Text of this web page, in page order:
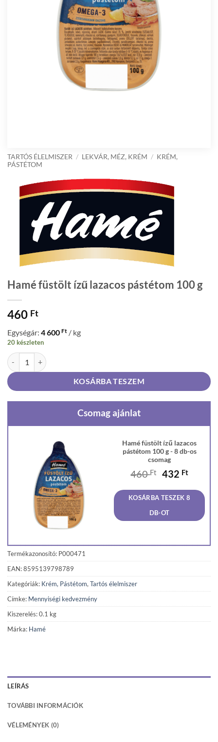
TARTÓS ÉLELMISZER / LEKVÁR, MÉZ, KRÉM / KRÉM,
PÁSTÉTOM
Hamé füstölt ízű lazacos pástétom 100 g
460 Ft
Egységár: 4 600 Ft / kg
20 készleten
Hamé füstölt ízű lazacos pástétom 100 g mennyiség
KOSÁRBA TESZEM
Csomag ajánlat
Hamé füstölt ízű lazacos
pástétom 100 g - 8 db-os
csomag
460Ft
Original
was:
460 Ft.
432 Ft
is:
432
KOSÁRBA TESZEK 8
DB-OT
Termékazonosító: P000471
EAN: 8595139798789
Kategóriák: Krém, Pástétom, Tartós élelmiszer
Címke: Mennyiségi kedvezmény
Kiszerelés: 0.1 kg
Márka: Hamé
LEÍRÁS
TOVÁBBI INFORMÁCIÓK
VÉLEMÉNYEK (0)